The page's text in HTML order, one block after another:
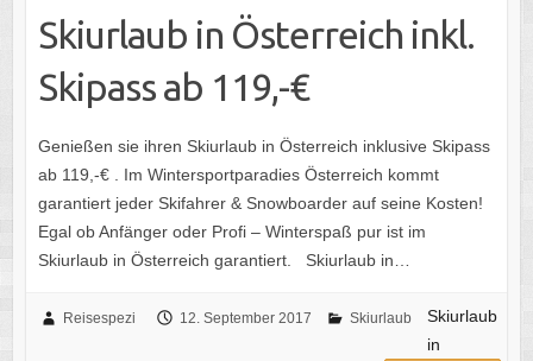
Skiurlaub in Österreich inkl.
Skipass ab 119,-€
Genießen sie ihren Skiurlaub in Österreich inklusive Skipass
ab 119,-€ . Im Wintersportparadies Österreich kommt
garantiert jeder Skifahrer & Snowboarder auf seine Kosten!
Egal ob Anfänger oder Profi – Winterspaß pur ist im
Skiurlaub in Österreich garantiert. Skiurlaub in…
Reisespezi 12. September 2017 Skiurlaub
Skiurlaub
in